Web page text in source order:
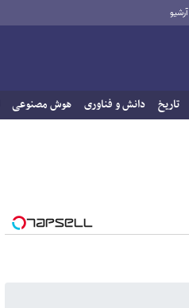
آرشیو
تاریخ دانش و فناوری هوش مصنوعی